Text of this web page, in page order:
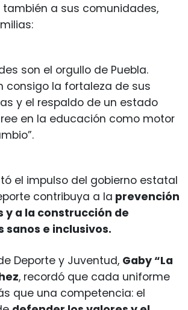
también a sus comunidades,
son el orgullo de Puebla.
consigo la fortaleza de sus
y el respaldo de un estado
en la educación como motor
el impulso del gobierno estatal
contribuya a la prevención
y a la construcción de
sanos e inclusivos.
Deporte y Juventud, Gaby “La
, recordó que cada uniforme
que una competencia: el